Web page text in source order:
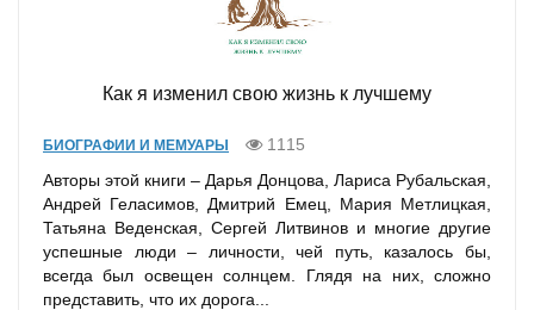
Как я изменил свою жизнь к лучшему
БИОГРАФИИ И МЕМУАРЫ
1115
Авторы этой книги – Дарья Донцова, Лариса Рубальская,
Андрей Геласимов, Дмитрий Емец, Мария Метлицкая,
Татьяна Веденская, Сергей Литвинов и многие другие
успешные люди – личности, чей путь, казалось бы,
всегда был освещен солнцем. Глядя на них, сложно
представить, что их дорога...